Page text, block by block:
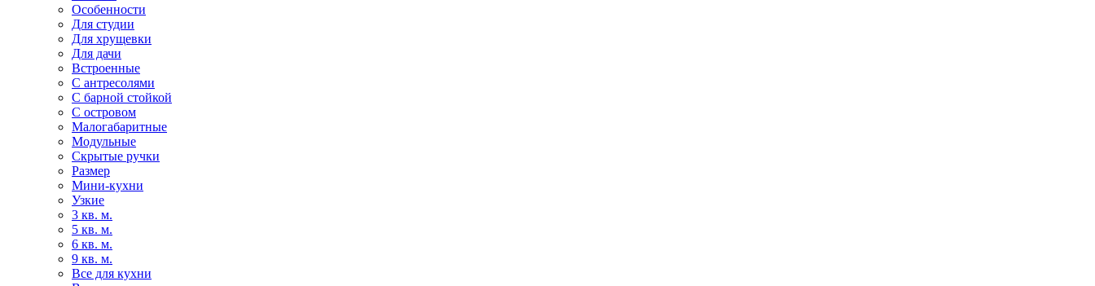
Особенности
Для студии
Для хрущевки
Для дачи
Встроенные
С антресолями
С барной стойкой
С островом
Малогабаритные
Модульные
Скрытые ручки
Размер
Мини-кухни
Узкие
3 кв. м.
5 кв. м.
6 кв. м.
9 кв. м.
Все для кухни